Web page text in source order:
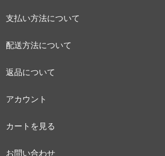
支払い方法について
配送方法について
返品について
アカウント
カートを見る
お問い合わせ